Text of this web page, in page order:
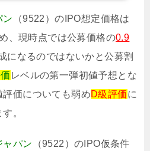
ン
（9522）のIPO想定価格は
、現時点では公募価格の0.9
になるのではないかと公募割
レベルの第一弾初値予想とな
価についても弱めD級評価に
。
ャパン （9522）のIPO仮条件